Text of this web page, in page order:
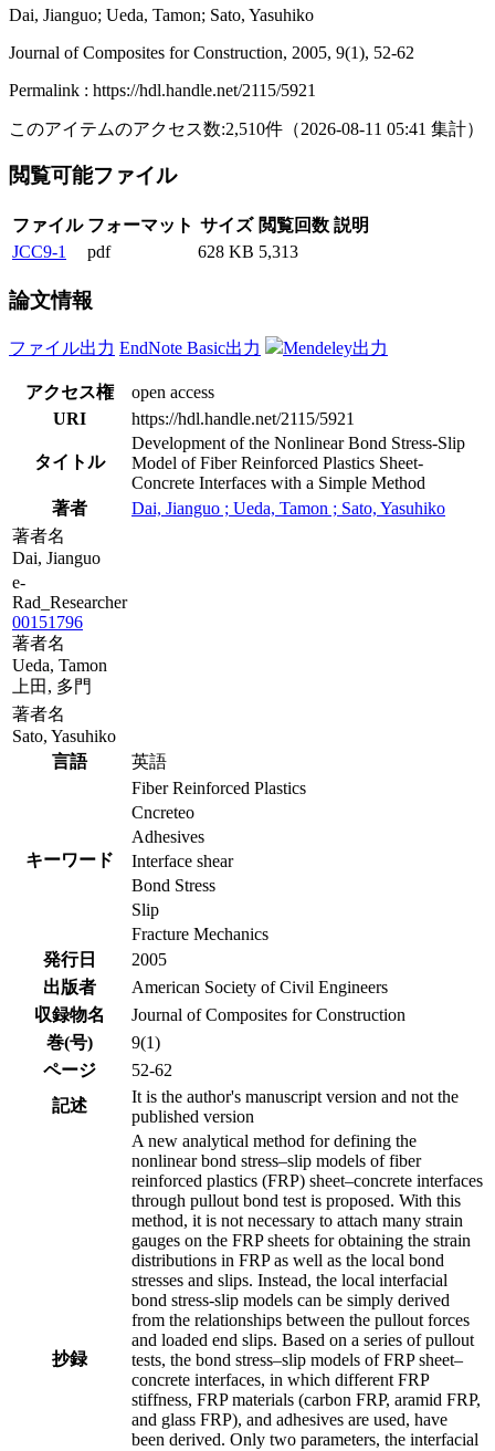
Dai, Jianguo; Ueda, Tamon; Sato, Yasuhiko
Journal of Composites for Construction, 2005, 9(1), 52-62
Permalink : https://hdl.handle.net/2115/5921
このアイテムのアクセス数:2,510件 （2026-08-11 05:41 集計）
閲覧可能ファイル
ファイル フォーマット サイズ 閲覧回数 説明
JCC9-1
pdf 628 KB 5,313
論文情報
ファイル出力 EndNote Basic出力 Mendeley出力
アクセス権
open access
URI
https://hdl.handle.net/2115/5921
タイトル
Development of the Nonlinear Bond Stress-Slip
Model of Fiber Reinforced Plastics Sheet-
Concrete Interfaces with a Simple Method
著者
Dai, Jianguo ; Ueda, Tamon ; Sato, Yasuhiko
著者名
Dai, Jianguo
e-
Rad_Researcher
00151796
著者名
Ueda, Tamon
上田, 多門
著者名
Sato, Yasuhiko
言語
英語
キーワード
Fiber Reinforced Plastics
Cncreteo
Adhesives
Interface shear
Bond Stress
Slip
Fracture Mechanics
発行日
2005
出版者
American Society of Civil Engineers
収録物名
Journal of Composites for Construction
巻(号)
9(1)
ページ
52-62
記述
It is the author's manuscript version and not the
published version
抄録
A new analytical method for defining the
nonlinear bond stress–slip models of fiber
reinforced plastics (FRP) sheet–concrete interfaces
through pullout bond test is proposed. With this
method, it is not necessary to attach many strain
gauges on the FRP sheets for obtaining the strain
distributions in FRP as well as the local bond
stresses and slips. Instead, the local interfacial
bond stress-slip models can be simply derived
from the relationships between the pullout forces
and loaded end slips. Based on a series of pullout
tests, the bond stress–slip models of FRP sheet–
concrete interfaces, in which different FRP
stiffness, FRP materials (carbon FRP, aramid FRP,
and glass FRP), and adhesives are used, have
been derived. Only two parameters, the interfacial